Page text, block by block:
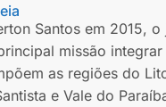
Santos em 2015, o
missão integrar
as regiões do
e Vale do